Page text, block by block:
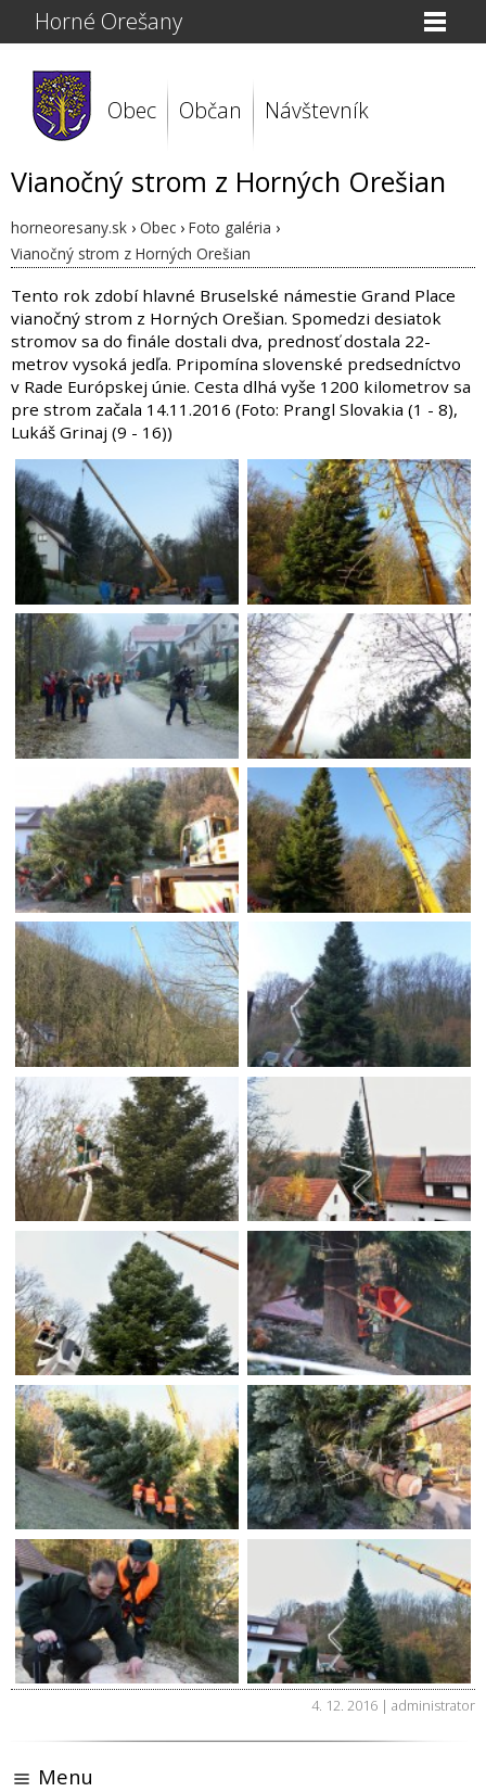
Horné Orešany
Obec Občan Návštevník
Vianočný strom z Horných Orešian
horneoresany.sk › Obec › Foto galéria ›
Vianočný strom z Horných Orešian
Tento rok zdobí hlavné Bruselské námestie Grand Place
vianočný strom z Horných Orešian. Spomedzi desiatok
stromov sa do finále dostali dva, prednosť dostala 22-
metrov vysoká jedľa. Pripomína slovenské predsedníctvo
v Rade Európskej únie. Cesta dlhá vyše 1200 kilometrov sa
pre strom začala 14.11.2016 (Foto: Prangl Slovakia (1 - 8),
Lukáš Grinaj (9 - 16))
4. 12. 2016 | administrator
Menu